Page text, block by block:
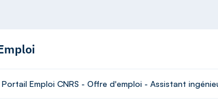
Portail Emploi CNRS - Offre d'emploi - Assistant